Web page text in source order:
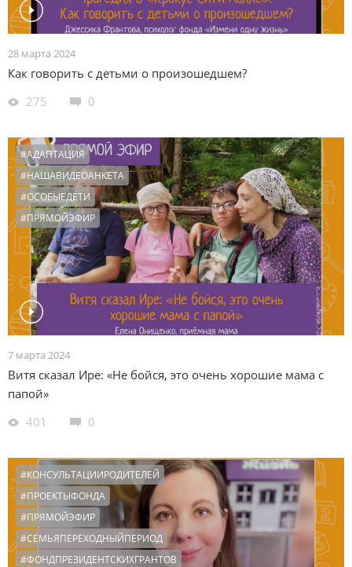
28 марта 2024
Как говорить с детьми о произошедшем?
275
0
#АДАПТАЦИЯ
#НАШАВИДЕОАНКЕТА
#ОСОБЫЕДЕТИ
#ПРЯМОЙЭФИР
7 марта 2024
Витя сказал Ире: «Не бойся, это очень хорошие мама с
папой»
401
0
#КОНСУЛЬТАЦИИРОДИТЕЛЕЙ
#ПРОЕКТЫФОНДА
#ПРЯМОЙЭФИР
#СЕМЬЯПЕРЕХОДНЫЙПЕРИОД
#ФОНДПРЕЗИДЕНТСКИХГРАНТОВ